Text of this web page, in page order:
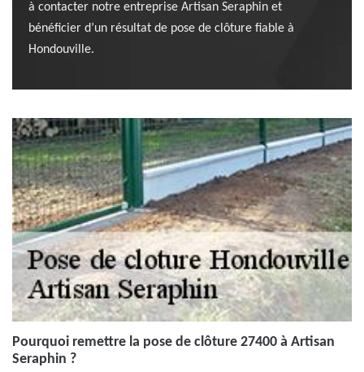
à contacter notre entreprise Artisan Seraphin et
bénéficier d’un résultat de pose de clôture fiable à
Hondouville.
Pourquoi remettre la pose de clôture 27400 à Artisan
Seraphin ?